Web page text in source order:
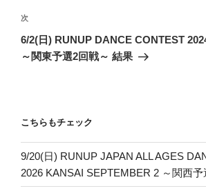
ゲ
ー
シ
次
の
次
6/2(日) RUNUP DANCE CONTEST
～関東予選2回戦～ 結果
こちらもチェック
9/20(日) RUNUP JAPAN ALL AGES
2026 KANSAI SEPTEMBER 2 ～関西予